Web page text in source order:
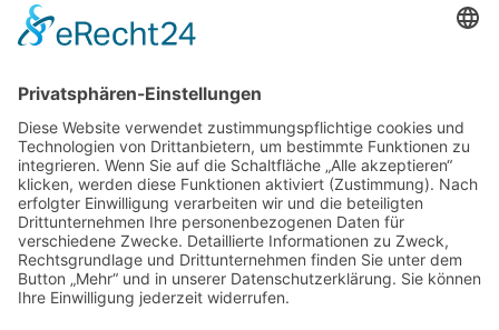
Die Meteorologen beginnen den Winter Anfang
Dezember, er dauert also vom 1.12. – 28.2.
Nachtgleichen. Für mich als Hobby-Gärtnerin
ist diese Orientierung an den höchsten und
niedrigsten Punkten…Impressionen
Januar
Februar
März
2021
Liebe Leser! Ihr könnt euch per E-Mail
informieren lassen, wenn neue Artikel auf
Wurzerlsgarten erscheinen.Folgt dafür einfach
diesem Link und gebt dort eure E-Mailadresse